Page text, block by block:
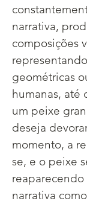
narrativa,
composições
geométricas
humanas, até
um peixe
deseja
momento, a
se, e o peixe
narrativa